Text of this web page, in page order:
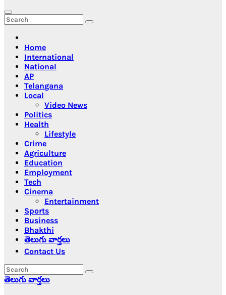
Home
International
National
AP
Telangana
Local
Video News
Politics
Health
Lifestyle
Crime
Agriculture
Education
Employment
Tech
Cinema
Entertainment
Sports
Business
Bhakthi
తెలుగు వార్తలు
Contact Us
తెలుగు వార్తలు